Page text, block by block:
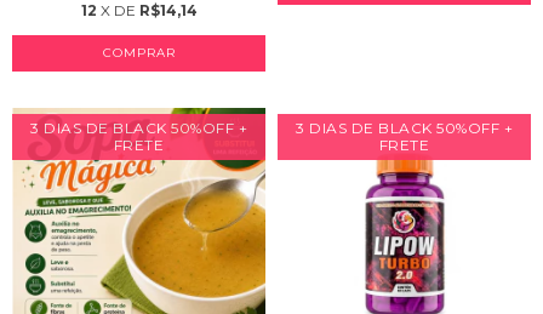
12 X DE R$14,14
COMPRAR
3 DIAS DE BLACK 50%OFF +
FRETE
3 DIAS DE BLACK 50%OFF +
FRETE